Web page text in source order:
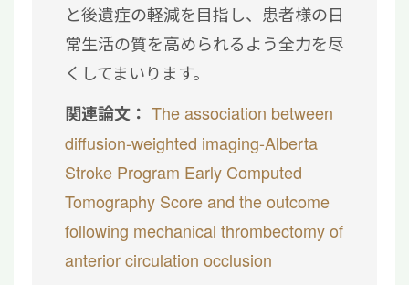
と後遺症の軽減を目指し、患者様の日
常生活の質を高められるよう全力を尽
くしてまいります。
関連論文： The association between
diffusion-weighted imaging-Alberta
Stroke Program Early Computed
Tomography Score and the outcome
following mechanical thrombectomy of
anterior circulation occlusion